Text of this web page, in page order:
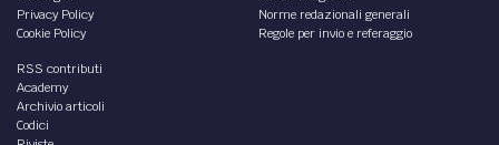
Privacy Policy
Cookie Policy
Norme redazionali generali
Regole per invio e referaggio
RSS contributi
Academy
Archivio articoli
Codici